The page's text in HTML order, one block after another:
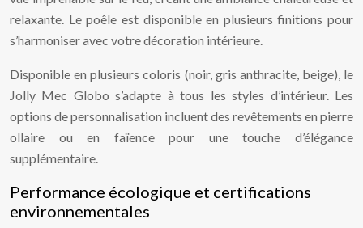
relaxante. Le poêle est disponible en plusieurs finitions pour
s’harmoniser avec votre décoration intérieure.
Disponible en plusieurs coloris (noir, gris anthracite, beige), le
Jolly Mec Globo s’adapte à tous les styles d’intérieur. Les
options de personnalisation incluent des revêtements en pierre
ollaire ou en faïence pour une touche d’élégance
supplémentaire.
Performance écologique et certifications
environnementales